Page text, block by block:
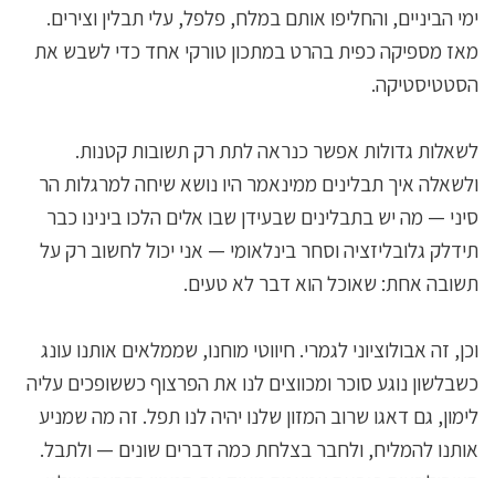
ימי הביניים, והחליפו אותם במלח, פלפל, עלי תבלין וצירים.
מאז מספיקה כפית בהרט במתכון טורקי אחד כדי לשבש את
הסטטיסטיקה.
לשאלות גדולות אפשר כנראה לתת רק תשובות קטנות.
ולשאלה איך תבלינים ממינאמר היו נושא שיחה למרגלות הר
סיני — מה יש בתבלינים שבעידן שבו אלים הלכו בינינו כבר
תידלק גלובליזציה וסחר בינלאומי — אני יכול לחשוב רק על
תשובה אחת: שאוכל הוא דבר לא טעים.
וכן, זה אבולוציוני לגמרי. חיווטי מוחנו, שממלאים אותנו עונג
כשבלשון נוגע סוכר ומכווצים לנו את הפרצוף כששופכים עליה
לימון, גם דאגו שרוב המזון שלנו יהיה לנו תפל. זה מה שמניע
אותנו להמליח, ולחבר בצלחת כמה דברים שונים — ולתבל.